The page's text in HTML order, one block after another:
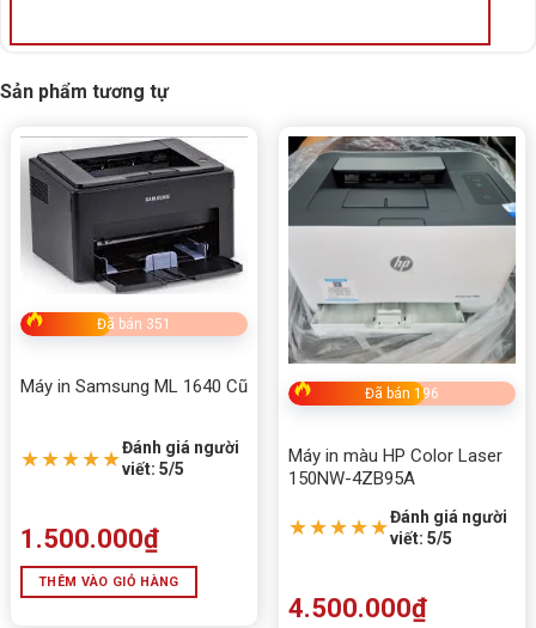
Sản phẩm tương tự
Đã bán 351
Máy in Samsung ML 1640 Cũ
★★★★★Đánh giá người
viết: 5/5
1.500.000₫
THÊM VÀO GIỎ HÀNG
Đã bán 196
Máy in màu HP Color Laser
150NW-4ZB95A
★★★★★Đánh giá người
viết: 5/5
4.500.000₫